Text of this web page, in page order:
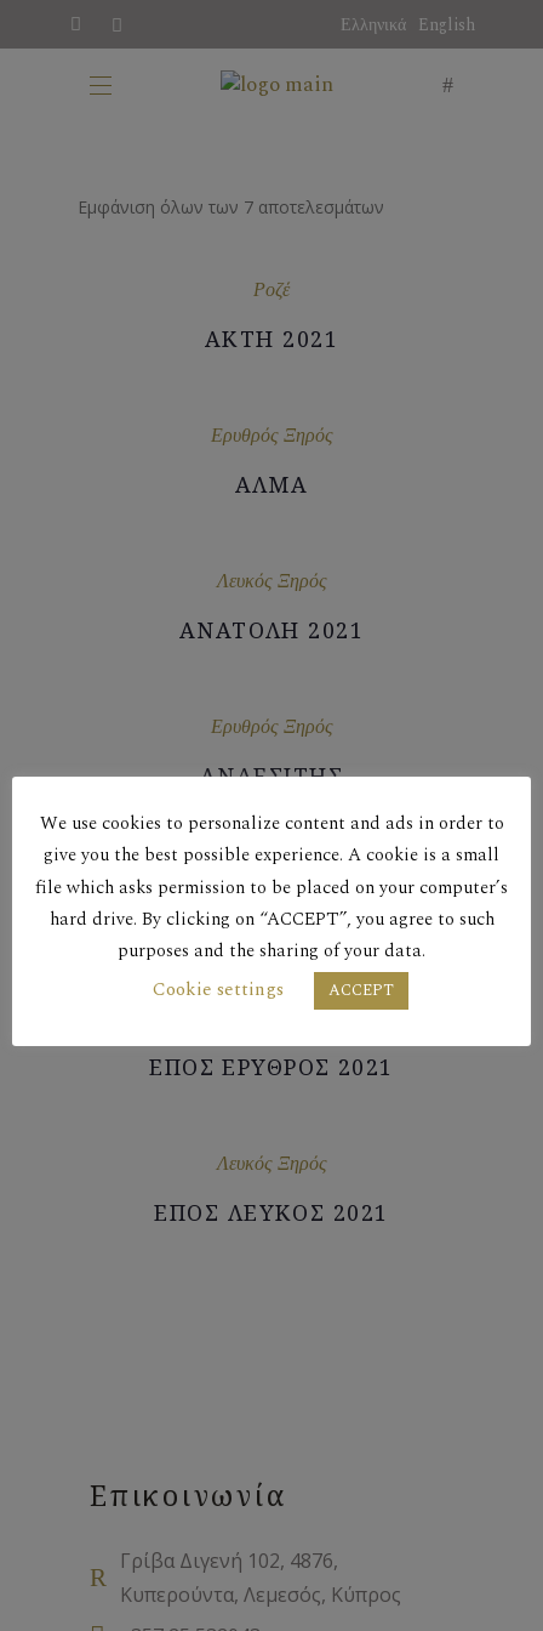
Ελληνικά English
Εμφάνιση όλων των 7 αποτελεσμάτων
Ροζέ
ΑΚΤΗ 2021
Ερυθρός Ξηρός
ΑΛΜΑ
Λευκός Ξηρός
ΑΝΑΤΟΛΗ 2021
Ερυθρός Ξηρός
ΑΝΔΕΣΙΤΗΣ
Λευκός Ξηρός
ΔΥΣΗ 2021
Ερυθρός Ξηρός
ΕΠΟΣ ΕΡΥΘΡΟΣ 2021
Λευκός Ξηρός
ΕΠΟΣ ΛΕΥΚΟΣ 2021
Επικοινωνία
Γρίβα Διγενή 102, 4876,
Κυπερούντα, Λεμεσός, Κύπρος
We use cookies to personalize content and ads in order to
give you the best possible experience. A cookie is a small
file which asks permission to be placed on your computer’s
hard drive. By clicking on “ACCEPT”, you agree to such
purposes and the sharing of your data.
Cookie settings
ACCEPT